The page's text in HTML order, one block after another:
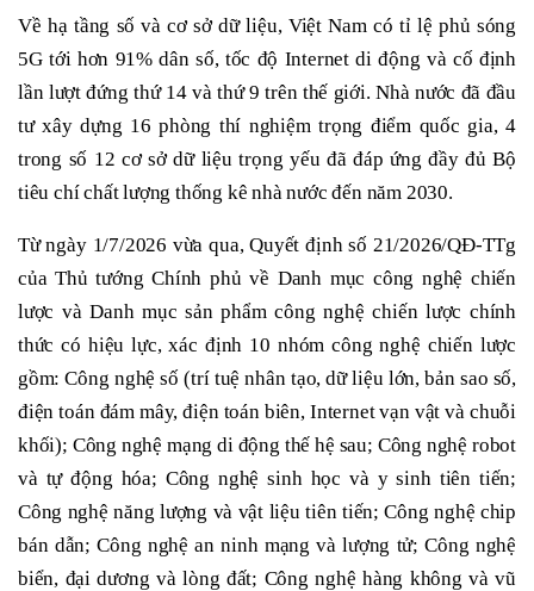
Về hạ tầng số và cơ sở dữ liệu, Việt Nam có tỉ lệ phủ sóng
5G tới hơn 91% dân số, tốc độ Internet di động và cố định
lần lượt đứng thứ 14 và thứ 9 trên thế giới. Nhà nước đã đầu
tư xây dựng 16 phòng thí nghiệm trọng điểm quốc gia, 4
trong số 12 cơ sở dữ liệu trọng yếu đã đáp ứng đầy đủ Bộ
tiêu chí chất lượng thống kê nhà nước đến năm 2030.
Từ ngày 1/7/2026 vừa qua, Quyết định số 21/2026/QĐ-TTg
của Thủ tướng Chính phủ về Danh mục công nghệ chiến
lược và Danh mục sản phẩm công nghệ chiến lược chính
thức có hiệu lực, xác định 10 nhóm công nghệ chiến lược
gồm: Công nghệ số (trí tuệ nhân tạo, dữ liệu lớn, bản sao số,
điện toán đám mây, điện toán biên, Internet vạn vật và chuỗi
khối); Công nghệ mạng di động thế hệ sau; Công nghệ robot
và tự động hóa; Công nghệ sinh học và y sinh tiên tiến;
Công nghệ năng lượng và vật liệu tiên tiến; Công nghệ chip
bán dẫn; Công nghệ an ninh mạng và lượng tử; Công nghệ
biển, đại dương và lòng đất; Công nghệ hàng không và vũ